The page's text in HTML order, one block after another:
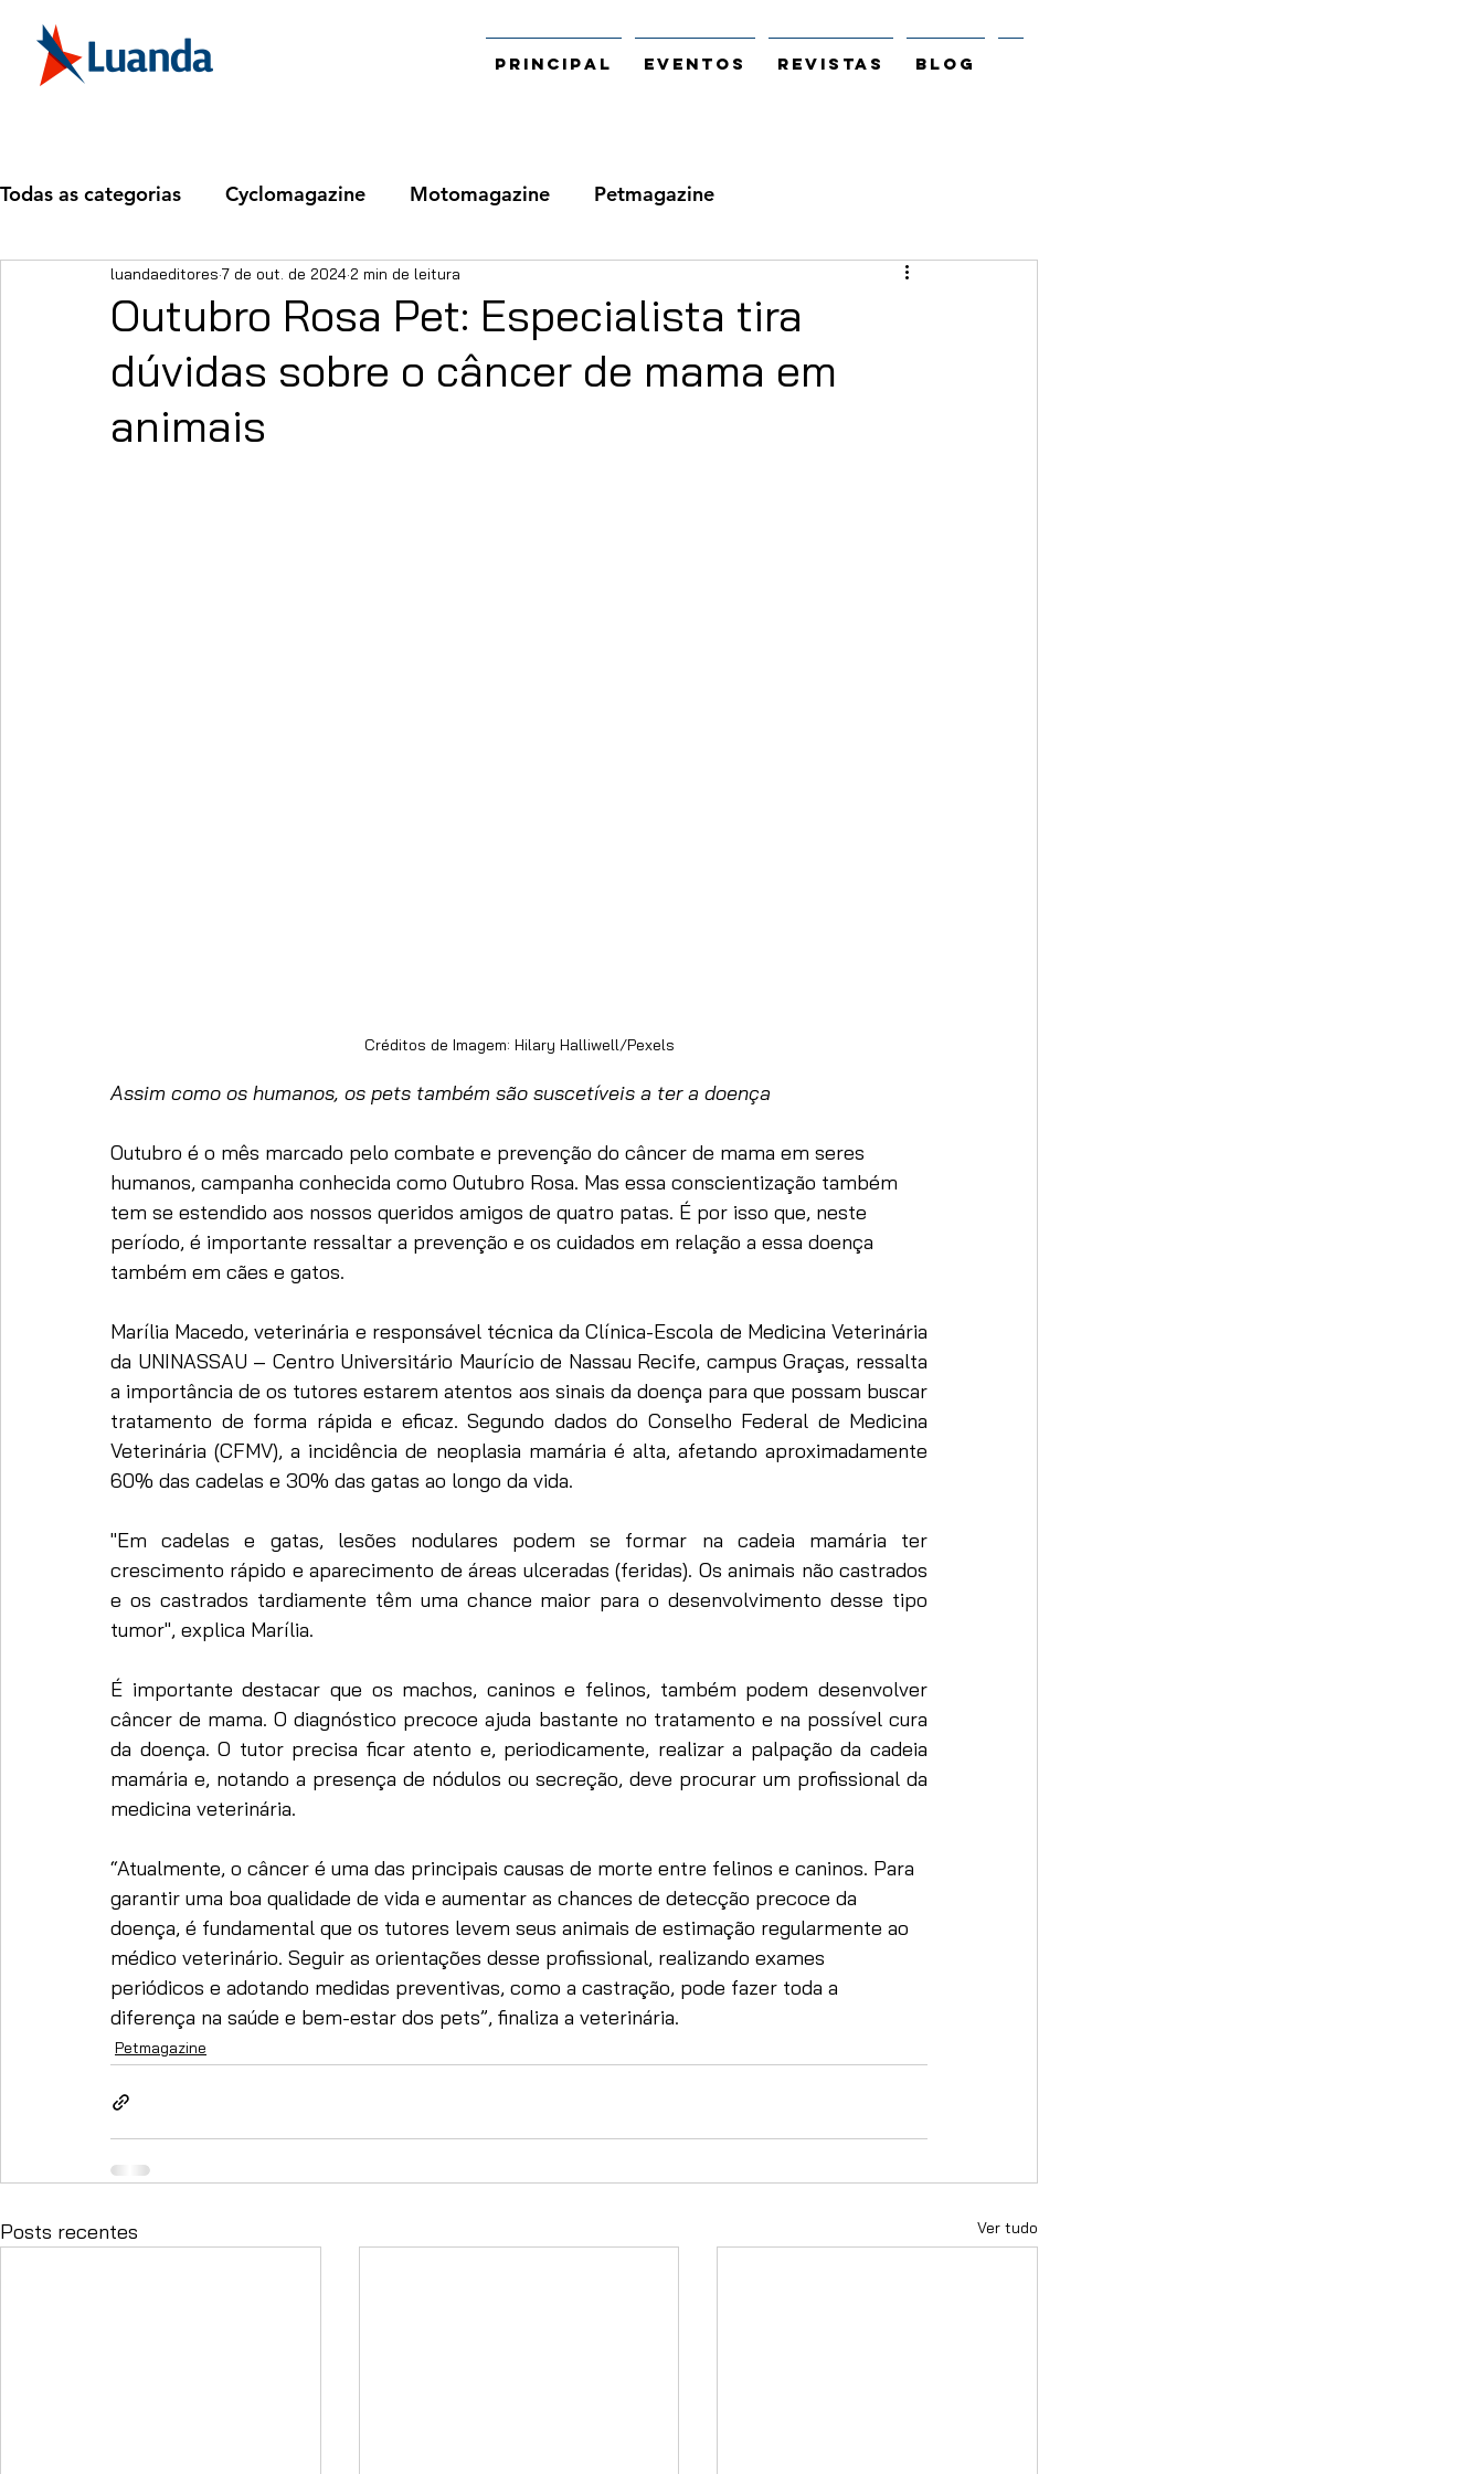
Principal Eventos Revistas Blog
Todas as categorias Cyclomagazine Motomagazine Petmagazine
Outubro Rosa Pet: Especialista tira
dúvidas sobre o câncer de mama em
animais
luandaeditores 7 de out. de 2024 2 min de leitura
Créditos de Imagem: Hilary Halliwell/Pexels
Assim como os humanos, os pets também são suscetíveis a ter a doença
Outubro é o mês marcado pelo combate e prevenção do câncer de mama em seres
humanos, campanha conhecida como Outubro Rosa. Mas essa conscientização também
tem se estendido aos nossos queridos amigos de quatro patas. É por isso que, neste
período, é importante ressaltar a prevenção e os cuidados em relação a essa doença
também em cães e gatos.
Marília Macedo, veterinária e responsável técnica da Clínica-Escola de Medicina Veterinária
da UNINASSAU – Centro Universitário Maurício de Nassau Recife, campus Graças, ressalta
a importância de os tutores estarem atentos aos sinais da doença para que possam buscar
tratamento de forma rápida e eficaz. Segundo dados do Conselho Federal de Medicina
Veterinária (CFMV), a incidência de neoplasia mamária é alta, afetando aproximadamente
60% das cadelas e 30% das gatas ao longo da vida.
"Em cadelas e gatas, lesões nodulares podem se formar na cadeia mamária ter
crescimento rápido e aparecimento de áreas ulceradas (feridas). Os animais não castrados
e os castrados tardiamente têm uma chance maior para o desenvolvimento desse tipo
tumor", explica Marília.
É importante destacar que os machos, caninos e felinos, também podem desenvolver
câncer de mama. O diagnóstico precoce ajuda bastante no tratamento e na possível cura
da doença. O tutor precisa ficar atento e, periodicamente, realizar a palpação da cadeia
mamária e, notando a presença de nódulos ou secreção, deve procurar um profissional da
medicina veterinária.
“Atualmente, o câncer é uma das principais causas de morte entre felinos e caninos. Para
garantir uma boa qualidade de vida e aumentar as chances de detecção precoce da
doença, é fundamental que os tutores levem seus animais de estimação regularmente ao
médico veterinário. Seguir as orientações desse profissional, realizando exames
periódicos e adotando medidas preventivas, como a castração, pode fazer toda a
diferença na saúde e bem-estar dos pets”, finaliza a veterinária.
Petmagazine
Posts recentes Ver tudo